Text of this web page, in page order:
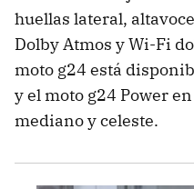
huellas lateral,
Dolby Atmos y Wi-Fi
moto g24 está
y el moto g24 Power
mediano y celeste.